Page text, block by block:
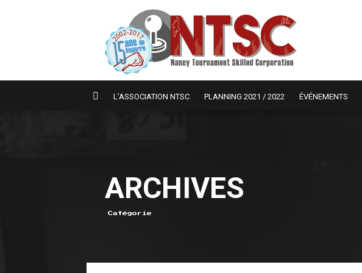
L’ASSOCIATION NTSC PLANNING 2021 / 2022 ÉVÉNEMENTS
ARCHIVES
Catégorie